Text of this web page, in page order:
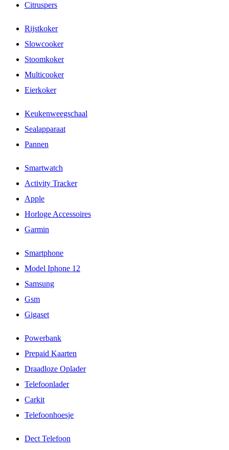
Citruspers
Rijstkoker
Slowcooker
Stoomkoker
Multicooker
Eierkoker
Keukenweegschaal
Sealapparaat
Pannen
Smartwatch
Activity Tracker
Apple
Horloge Accessoires
Garmin
Smartphone
Model Iphone 12
Samsung
Gsm
Gigaset
Powerbank
Prepaid Kaarten
Draadloze Oplader
Telefoonlader
Carkit
Telefoonhoesje
Dect Telefoon